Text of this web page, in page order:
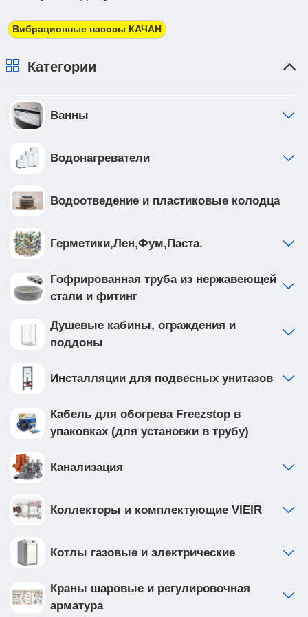
должны предоставить доверенность от фирмы-
плательщика.
Вибрационные насосы КАЧАН
Категории
Ванны
Водонагреватели
Водоотведение и пластиковые колодца
Герметики,Лен,Фум,Паста.
Гофрированная труба из нержавеющей
стали и фитинг
Душевые кабины, ограждения и
поддоны
Инсталляции для подвесных унитазов
Кабель для обогрева Freezstop в
упаковках (для установки в трубу)
Канализация
Коллекторы и комплектующие VIEIR
Котлы газовые и электрические
Краны шаровые и регулировочная
арматура